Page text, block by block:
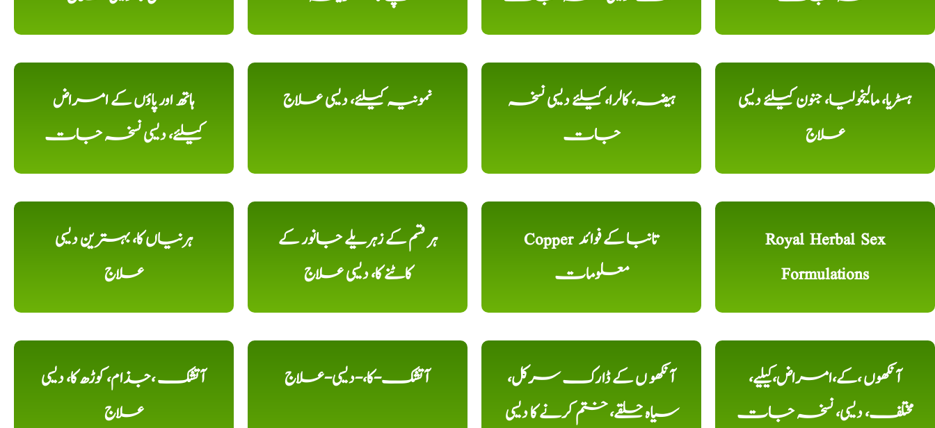
ہاتھ اور پاؤں کے امراض
کیلئے، دیسی نسخہ جات
نمونیہ کیلئے، دیسی علاج
ہیضہ، کالرا، کیلئے دیسی نسخہ
جات
ہسٹریا، مالیخولیا، جنون کیلئے دیسی
علاج
ہرنیاں کا، بہترین دیسی
علاج
ہر قسم کے زہریلے جانور کے
کاٹنے کا، دیسی علاج
Copper تانبا کے فوائد
معلومات
Royal Herbal Sex
Formulations
آتشک ،جذام، کوڑھ کا، دیسی
علاج
آتشک-کا،-دیسی-علاج
آنکھو ں کے ڈارک سرکل،
سیاہ حلقے، ختم کرنے کا دیسی
آنکھوں ،کے،امراض،کیلیے،
مختلف، دیسی، نسخہ جات